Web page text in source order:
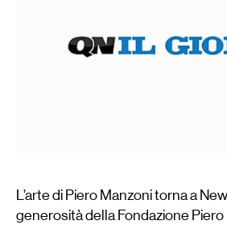
L’arte di Piero Manzoni torna a
generosità della Fondazione Piero